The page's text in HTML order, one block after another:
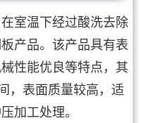
室温下经过酸洗去除
产品。该产品具有表
性能优良等特点，其
，表面质量较高，适
加工处理。